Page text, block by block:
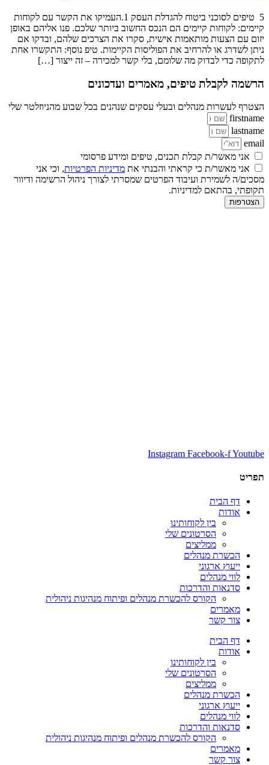
5 טיפים לסוכני ביטוח להגדלת העסק 1.העמיקו את הקשר עם לקוחות
קיימים: לקוחות קיימים הם הנכס החשוב ביותר שלכם. פנו אליהם באופן
יזום עם הצעות מותאמות אישית, סקרו את הצרכים שלהם, ובדקו אם
ניתן לשדרג או להרחיב את הפוליסות הקיימות. טיפ נוסף: התקשרו אחת
לתקופה כדי לבדוק מה שלומם, בלי קשר למכירה – זה ייצור […]
הרשמה לקבלת טיפים, מאמרים ועדכונים
הצטרף לעשרות מנהלים ובעלי עסקים שנהנים בכל שבוע מהניוזלטר שלי
firstname
lastname
email
אני מאשר/ת קבלת תכנים, טיפים ומידע פרסומי
אני מאשר/ת כי קראתי והבנתי את מדיניות הפרטיות, וכי אני
מסכים/ה לשמירת ועיבוד הפרטים שמסרתי לצורך ניהול הרשימה ודיוור
תקופתי, בהתאם למדיניות.
הצטרפות
Instagram Facebook-fYoutube
תפריט
דף הבית
אודות
בין לקוחותינו
הסרטונים שלי
ממליצים
הכשרת מנהלים
ייעוץ ארגוני
לווי מנהלים
סדנאות והדרכות
הקורס להכשרת מנהלים ופיתוח מנהיגות ניהולית
מאמרים
צור קשר
דף הבית
אודות
בין לקוחותינו
הסרטונים שלי
ממליצים
הכשרת מנהלים
ייעוץ ארגוני
לווי מנהלים
סדנאות והדרכות
הקורס להכשרת מנהלים ופיתוח מנהיגות ניהולית
מאמרים
צור קשר